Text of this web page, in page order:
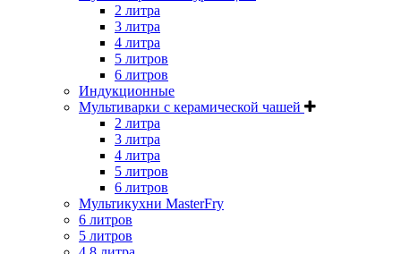
2 литра
3 литра
4 литра
5 литров
6 литров
Индукционные
Мультиварки с керамической чашей
2 литра
3 литра
4 литра
5 литров
6 литров
Мультикухни MasterFry
6 литров
5 литров